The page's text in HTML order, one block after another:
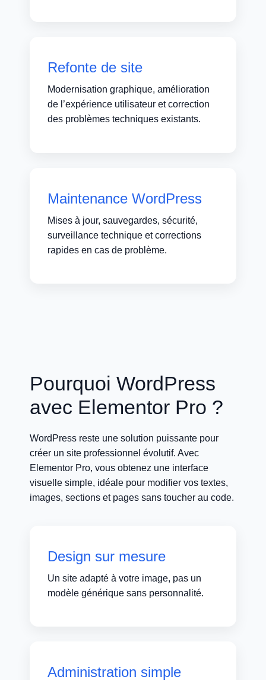
Refonte de site
Modernisation graphique, amélioration
de l’expérience utilisateur et correction
des problèmes techniques existants.
Maintenance WordPress
Mises à jour, sauvegardes, sécurité,
surveillance technique et corrections
rapides en cas de problème.
Pourquoi WordPress
avec Elementor Pro ?
WordPress reste une solution puissante pour
créer un site professionnel évolutif. Avec
Elementor Pro, vous obtenez une interface
visuelle simple, idéale pour modifier vos textes,
images, sections et pages sans toucher au code.
Design sur mesure
Un site adapté à votre image, pas un
modèle générique sans personnalité.
Administration simple